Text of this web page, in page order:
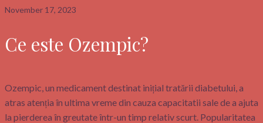
November 17, 2023
Ce este Ozempic?
Ozempic, un medicament destinat inițial tratării diabetului, a
atras atenția în ultima vreme din cauza capacitatii sale de a ajuta
la pierderea în greutate într-un timp relativ scurt. Popularitatea